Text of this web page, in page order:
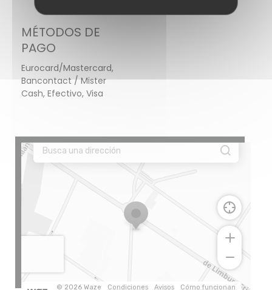
MÉTODOS DE
PAGO
Eurocard/Mastercard,
Bancontact / Mister
Cash, Efectivo, Visa